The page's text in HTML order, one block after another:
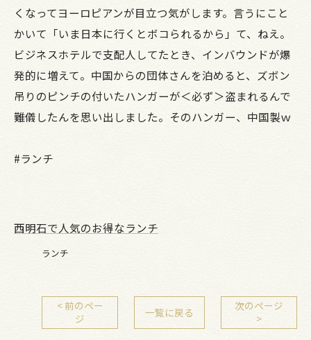
くなってヨーロピアンが目立つ気がします。言うにこと
かいて「いま日本に行くとボコられるから」て、ねえ。
ビジネスホテルで支配人してたとき、インバウンドが爆
発的に増えて。中国からの団体さんを泊めると、ズボン
吊りのピンチの付いたハンガーが＜必ず＞盗まれるんで
難儀したんを思い出しました。そのハンガー、中国製ｗ
#ランチ
西明石で人気のお得なランチ
ランチ
< 前のペー
ジ
一覧に戻る
次のページ
>